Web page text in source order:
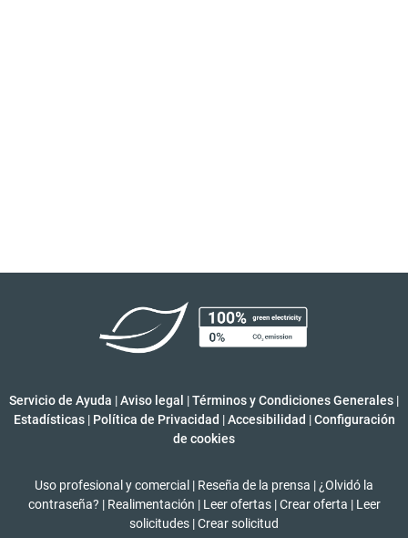
Servicio de Ayuda |Aviso legal |Términos y Condiciones Generales |
Estadísticas | Política de Privacidad | Accesibilidad | Configuración
de cookies
Uso profesional y comercial | Reseña de la prensa | ¿Olvidó la
contraseña? | Realimentación | Leer ofertas | Crear oferta | Leer
solicitudes |Crear solicitud